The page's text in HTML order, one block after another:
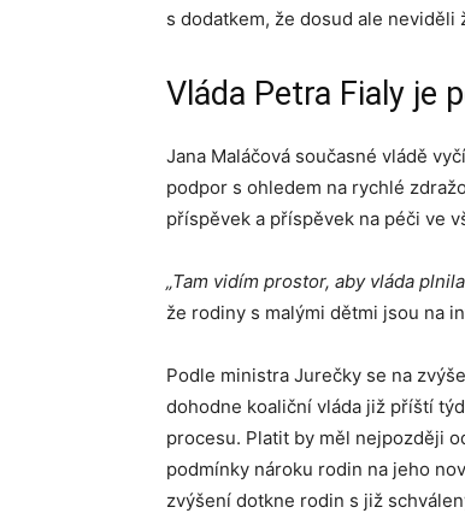
s dodatkem, že dosud ale neviděli
Vláda Petra Fialy je
Jana Maláčová současné vládě
podpor s ohledem na rychlé
příspěvek a příspěvek na péči ve
„Tam vidím prostor, aby vláda
že rodiny s malými dětmi jsou na
Podle ministra Jurečky se na
dohodne koaliční vláda již příští
procesu. Platit by měl nejpozději
podmínky nároku rodin na jeho
zvýšení dotkne rodin s již